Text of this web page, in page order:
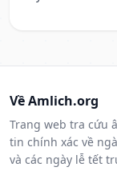
Về Amlich.org
Trang web tra cứu
tin chính xác về
và các ngày lễ tết